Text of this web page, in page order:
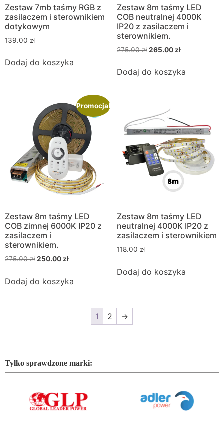
Zestaw 7mb taśmy RGB z
zasilaczem i sterownikiem
dotykowym
139.00 zł
Dodaj do koszyka
Zestaw 8m taśmy LED
COB neutralnej 4000K
IP20 z zasilaczem i
sterownikiem.
275.00zł 265.00 zł
Dodaj do koszyka
Promocja!
Zestaw 8m taśmy LED
COB zimnej 6000K IP20 z
zasilaczem i
sterownikiem.
275.00zł 250.00zł
Dodaj do koszyka
Zestaw 8m taśmy LED
neutralnej 4000K IP20 z
zasilaczem i sterownikiem
118.00 zł
Dodaj do koszyka
1 2 →
Tylko sprawdzone marki: